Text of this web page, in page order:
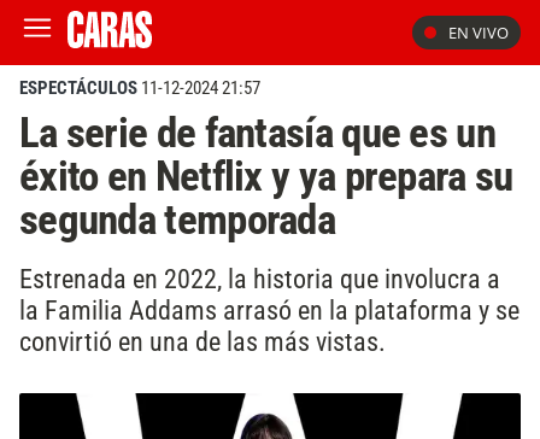
EN VIVO
ESPECTÁCULOS 11-12-2024 21:57
La serie de fantasía que es un
éxito en Netflix y ya prepara su
segunda temporada
Estrenada en 2022, la historia que involucra a
la Familia Addams arrasó en la plataforma y se
convirtió en una de las más vistas.